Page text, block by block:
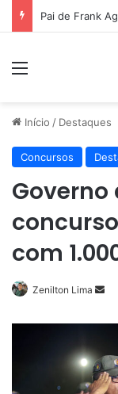
Pai de Frank
Início / Destaques
Concursos
Governo
com
Zenilton Lima